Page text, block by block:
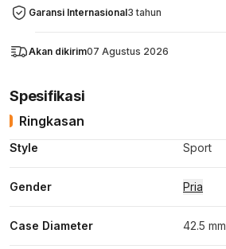
Garansi Internasional3 tahun
Akan dikirim07 Agustus 2026
Spesifikasi
Ringkasan
Style Sport
Gender Pria
Case Diameter 42.5 mm